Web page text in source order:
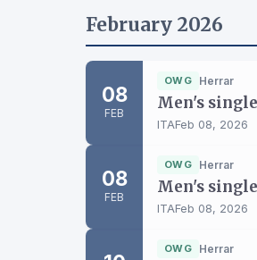
February 2026
08
FEB
OWG Herrar
Men's
ITAFeb 08, 2026
08
FEB
OWG Herrar
Men's
ITAFeb 08, 2026
OWG Herrar